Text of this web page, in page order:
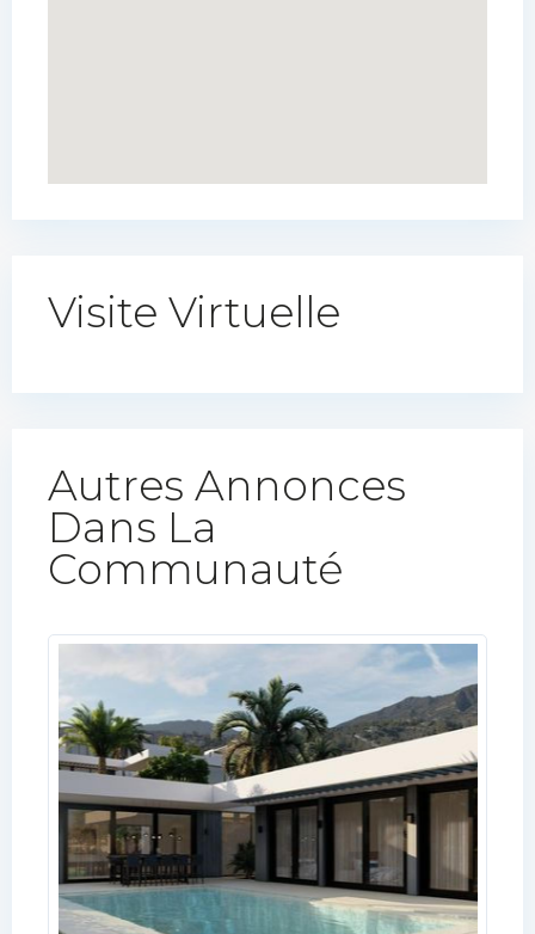
Visite Virtuelle
Autres Annonces
Dans La
Communauté​